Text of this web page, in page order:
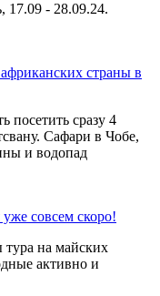
17.09 - 28.09.24.
страны в
посетить сразу 4
Сафари в Чобе,
и водопад
совсем скоро!
на майских
активно и